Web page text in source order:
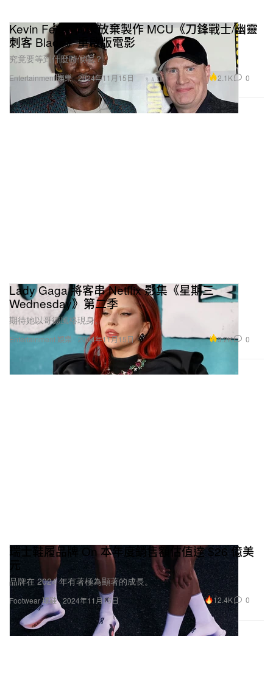
Entertainment 娛樂
Kevin Feige 尚未放棄製作 MCU《刀鋒戰士/幽靈
刺客 Blade》重啟版電影
究竟要等到什麼時候呢？
2024年11月15日 2.1K 0
Entertainment 娛樂
Lady Gaga 將客串 Netflix 影集《星期三
Wednesday》第二季
期待她以哥德風格現身。
2024年11月15日 3.2K 0
Footwear 球鞋
瑞士鞋履品牌 On 本年度銷售額估值達 $26 億美
元
品牌在 2024 年有著極為顯著的成長。
2024年11月15日 12.4K 0